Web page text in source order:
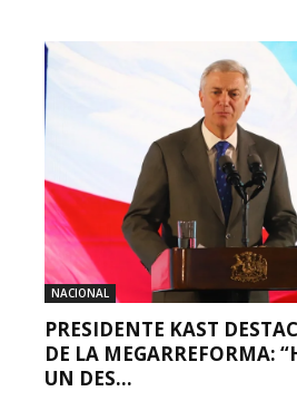
NACIONAL
PRESIDENTE KAST
DE LA MEGARREFORMA:
UN DES...